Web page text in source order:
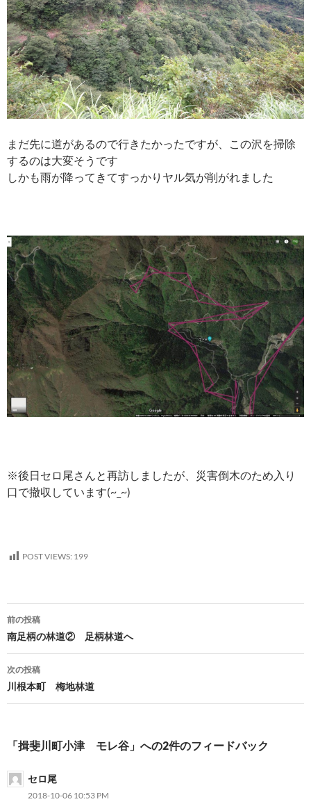
まだ先に道があるので行きたかったですが、この沢を掃除
するのは大変そうです
しかも雨が降ってきてすっかりヤル気が削がれました
※後日セロ尾さんと再訪しましたが、災害倒木のため入り
口で撤収しています(~_~)
POST VIEWS: 199
投
稿
ナ
ビ
ゲ
ー
ョ
前の投稿
南足柄の林道② 足柄林道へ
次の投稿
川根本町 梅地林道
「揖斐川町小津 モレ谷」への2件のフィードバック
セロ尾
2018-10-06 10:53 PM